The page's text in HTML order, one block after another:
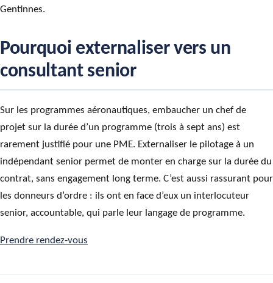
Gentinnes.
Pourquoi externaliser vers un
consultant senior
Sur les programmes aéronautiques, embaucher un chef de
projet sur la durée d’un programme (trois à sept ans) est
rarement justifié pour une PME. Externaliser le pilotage à un
indépendant senior permet de monter en charge sur la durée du
contrat, sans engagement long terme. C’est aussi rassurant pour
les donneurs d’ordre : ils ont en face d’eux un interlocuteur
senior, accountable, qui parle leur langage de programme.
Prendre rendez-vous